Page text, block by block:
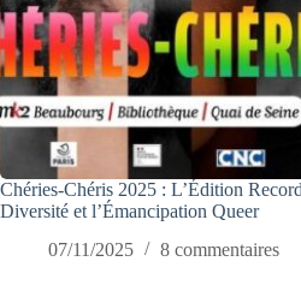
Chéries-Chéris 2025 : L’Édition
Diversité et l’Émancipation Queer
07/11/2025
8 commentaires